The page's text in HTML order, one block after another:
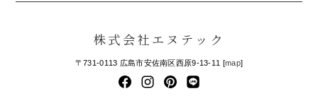
株式会社エヌテック
〒731-0113 広島市安佐南区西原9-13-11 [map]